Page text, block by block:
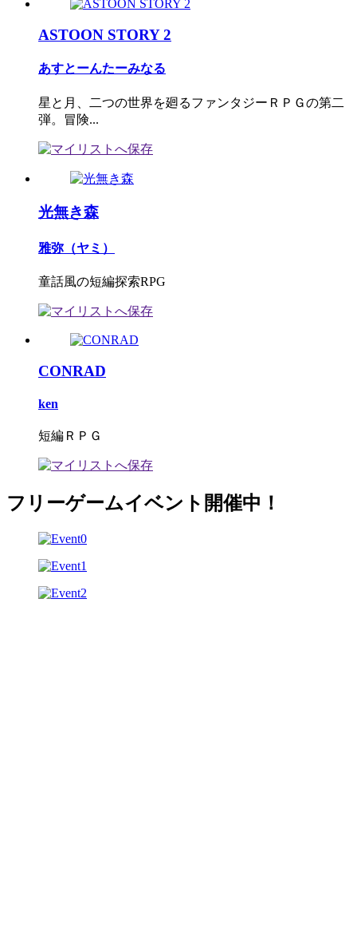
ASTOON STORY 2
あすとーんたーみなる
星と月、二つの世界を廻るファンタジーＲＰＧの第二
弾。冒険...
光無き森
雅弥（ヤミ）
童話風の短編探索RPG
CONRAD
ken
短編ＲＰＧ
フリーゲームイベント開催中！